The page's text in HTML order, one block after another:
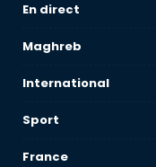
En direct
Maghreb
International
Sport
France